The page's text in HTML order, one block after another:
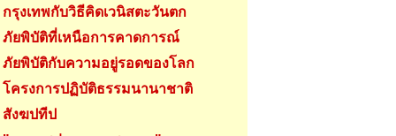
กรุงเทพกับวิธีคิดเวนิสตะวันตก
ภัยพิบัติที่เหนือการคาดการณ์
ภัยพิบัติกับความอยู่รอดของโลก
โครงการปฏิบัติธรรมนานาชาติ
สังฆปทีป